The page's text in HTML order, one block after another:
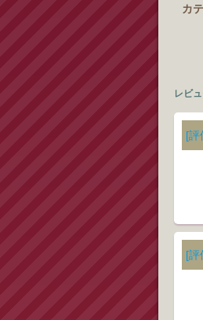
カ
レビ
[評
[評